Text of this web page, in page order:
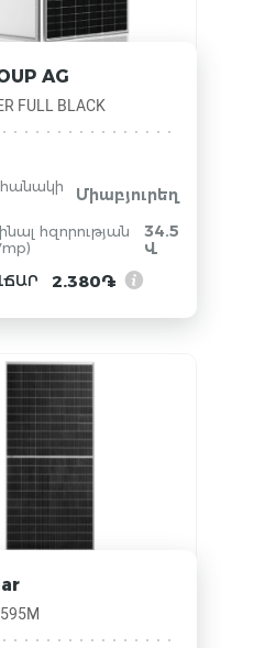
AG
FULL BLACK
Միաբյուրեղ
հզորության
34.5
Վ
2.380֏